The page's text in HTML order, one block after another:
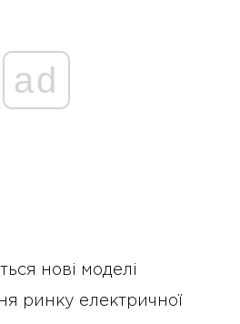
ad
нові моделі
ринку електричної